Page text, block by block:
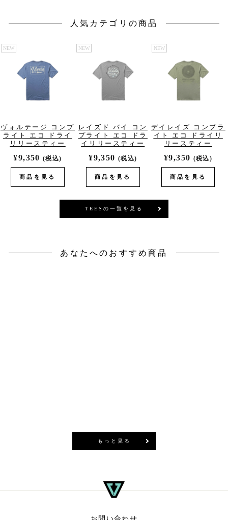
人気カテゴリの商品
NEW
ヴォルテージ コンプ
ライト エコ ドライ
リリースティー
¥9,350 (税込)
商品を見る
NEW
レイズド バイ コン
プライト エコ ドラ
イリリースティー
¥9,350 (税込)
商品を見る
NEW
デイレイズ コンプラ
イト エコ ドライリ
リースティー
¥9,350 (税込)
商品を見る
TEESの一覧を見る
あなたへのおすすめ商品
もっと見る